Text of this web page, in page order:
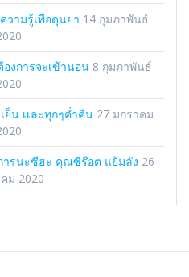
วามรู้เพื่อดุนยา 14 กุมภาพันธ์
งการจะเข้านอน 8 กุมภาพันธ์
ย็น เเละทุกๆค่ำคืน 27 มกราคม
ารนะซีฮะ คุณซีร๊อต แย้มลัง 26
ม 2020